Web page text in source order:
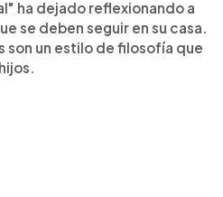
ha dejado reflexionando a
se deben seguir en su casa.
son un estilo de filosofía que